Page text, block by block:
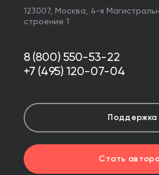
123007, Москва, 4-я
строение 1
8 (800) 550-53-22
+7 (495) 120-07-04
Поддержка
Стать